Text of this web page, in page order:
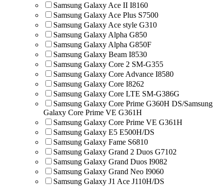
Samsung Galaxy Ace II I8160
Samsung Galaxy Ace Plus S7500
Samsung Galaxy Ace style G310
Samsung Galaxy Alpha G850
Samsung Galaxy Alpha G850F
Samsung Galaxy Beam I8530
Samsung Galaxy Core 2 SM-G355
Samsung Galaxy Core Advance I8580
Samsung Galaxy Core I8262
Samsung Galaxy Core LTE SM-G386G
Samsung Galaxy Core Prime G360H DS/Samsung
Galaxy Core Prime VE G361H
Samsung Galaxy Core Prime VE G361H
Samsung Galaxy E5 E500H/DS
Samsung Galaxy Fame S6810
Samsung Galaxy Grand 2 Duos G7102
Samsung Galaxy Grand Duos I9082
Samsung Galaxy Grand Neo I9060
Samsung Galaxy J1 Ace J110H/DS